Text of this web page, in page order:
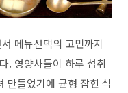
메뉴선택의 고민까지
. 영양사들이 하루 섭취
만들었기에 균형 잡힌 식